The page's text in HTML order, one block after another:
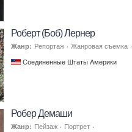
Роберт (Боб) Лернер
Жанр: Репортаж · Жанровая съемка ·
Соединенные Штаты Америки
Робер Демаши
Жанр: Пейзаж · Портрет ·